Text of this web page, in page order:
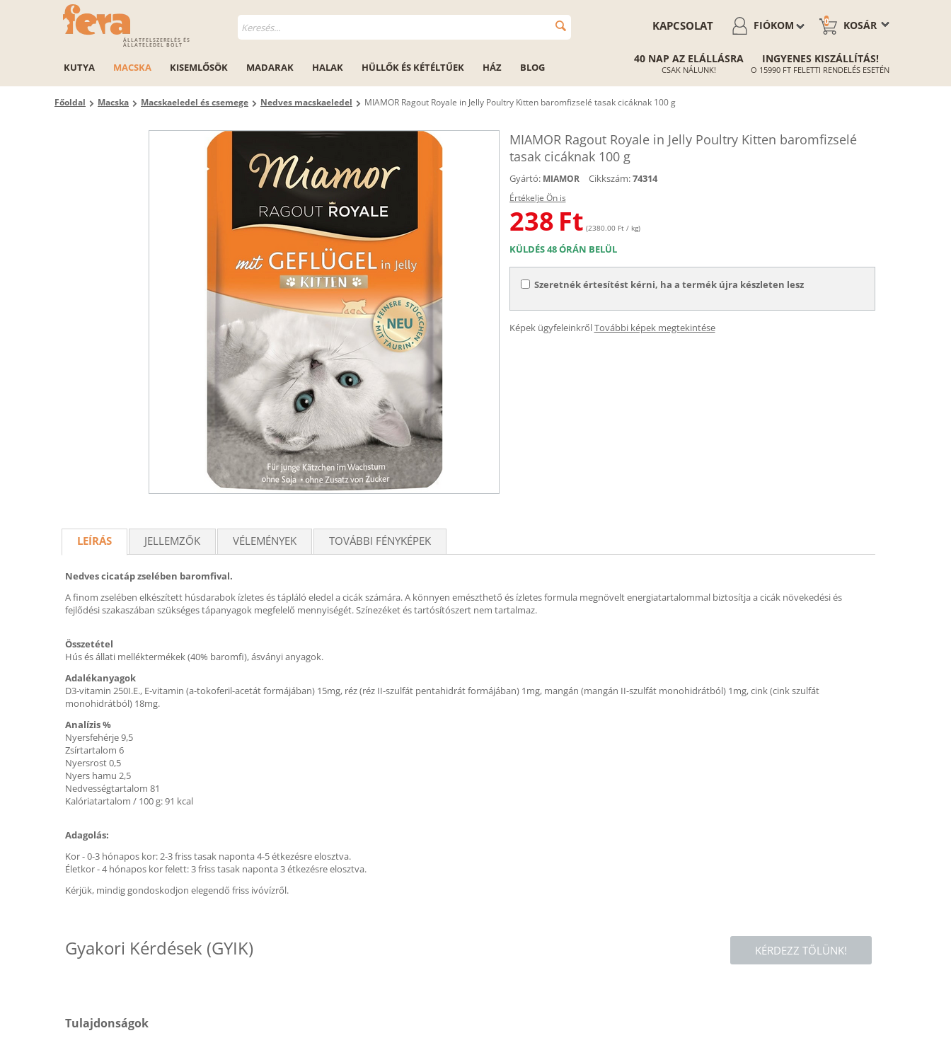
ÁLLATFELSZERELÉS ÉS
ÁLLATELEDEL BOLT
KOSÁR
0
FIÓKOM
KAPCSOLAT
KUTYA MACSKA KISEMLŐSÖK MADARAK HALAK HÜLLŐK ÉS KÉTÉLTŰEK HÁZ BLOG
40 NAP AZ ELÁLLÁSRA
CSAK NÁLUNK!
INGYENES KISZÁLLÍTÁS!
O 15990 FT FELETTI RENDELÉS ESETÉN
Főoldal Macska Macskaeledel és csemege Nedves macskaeledel MIAMOR Ragout Royale in Jelly Poultry Kitten baromfizselé tasak cicáknak 100 g
MIAMOR Ragout Royale in Jelly Poultry Kitten baromfizselé
tasak cicáknak 100 g
Gyártó: MIAMOR Cikkszám:74314
Értékelje Ön is
238 Ft (2380.00 Ft / kg)
KÜLDÉS 48 ÓRÁN BELÜL
Szeretnék értesítést kérni, ha a termék újra készleten lesz
Képek ügyfeleinkrőlTovábbi képek megtekintése
LEÍRÁS JELLEMZŐK VÉLEMÉNYEK TOVÁBBI FÉNYKÉPEK
Nedves cicatáp zselében baromfival.
A finom zselében elkészített húsdarabok ízletes és tápláló eledel a cicák számára. A könnyen emészthető és ízletes formula megnövelt energiatartalommal biztosítja a cicák növekedési és
fejlődési szakaszában szükséges tápanyagok megfelelő mennyiségét. Színezéket és tartósítószert nem tartalmaz.
Összetétel
Hús és állati melléktermékek (40% baromfi), ásványi anyagok.
Adalékanyagok
D3-vitamin 250I.E., E-vitamin (a-tokoferil-acetát formájában) 15mg, réz (réz II-szulfát pentahidrát formájában) 1mg, mangán (mangán II-szulfát monohidrátból) 1mg, cink (cink szulfát
monohidrátból) 18mg.
Analízis %
Nyersfehérje 9,5
Zsírtartalom 6
Nyersrost 0,5
Nyers hamu 2,5
Nedvességtartalom 81
Kalóriatartalom / 100 g: 91 kcal
Adagolás:
Kor - 0-3 hónapos kor: 2-3 friss tasak naponta 4-5 étkezésre elosztva.
Életkor - 4 hónapos kor felett: 3 friss tasak naponta 3 étkezésre elosztva.
Kérjük, mindig gondoskodjon elegendő friss ivóvízről.
KÉRDEZZ TŐLÜNK!
Gyakori Kérdések (GYIK)
Tulajdonságok